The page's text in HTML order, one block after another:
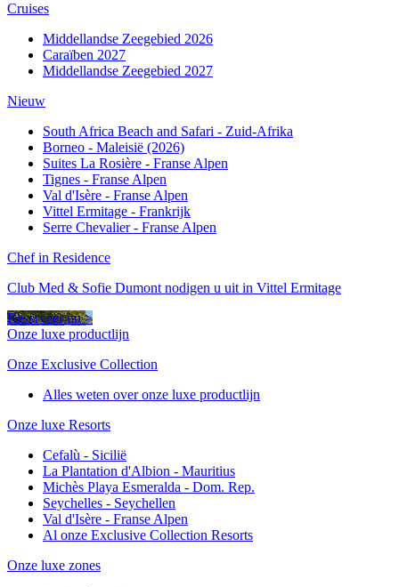
Cruises
Middellandse Zeegebied 2026
Caraïben 2027
Middellandse Zeegebied 2027
Nieuw
South Africa Beach and Safari - Zuid-Afrika
Borneo - Maleisië (2026)
Suites La Rosière - Franse Alpen
Tignes - Franse Alpen
Val d'Isère - Franse Alpen
Vittel Ermitage - Frankrijk
Serre Chevalier - Franse Alpen
Chef in Residence
Club Med & Sofie Dumont nodigen u uit in Vittel Ermitage
Reserveer nu >
Onze luxe productlijn
Onze Exclusive Collection
Alles weten over onze luxe productlijn
Onze luxe Resorts
Cefalù - Sicilië
La Plantation d'Albion - Mauritius
Michès Playa Esmeralda - Dom. Rep.
Seychelles - Seychellen
Val d'Isère - Franse Alpen
Al onze Exclusive Collection Resorts
Onze luxe zones